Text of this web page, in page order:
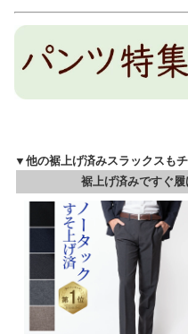
▼他の裾上げ済みスラックスも
裾上げ済みですぐ